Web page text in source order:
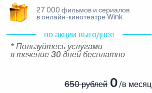
27 000 фильмов и сериалов
в онлайн-кинотеатре Wink
по акции выгоднее
* Пользуйтесь услугами
в течение 30 дней бесплатно
650 рублей0/в месяц